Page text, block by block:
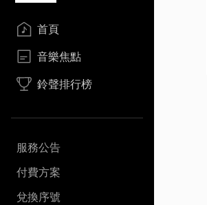
首頁
音樂焦點
鈴聲排行榜
服務公告
付費方案
兌換序號